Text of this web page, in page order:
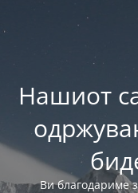
Нашиот
Ви благодариме